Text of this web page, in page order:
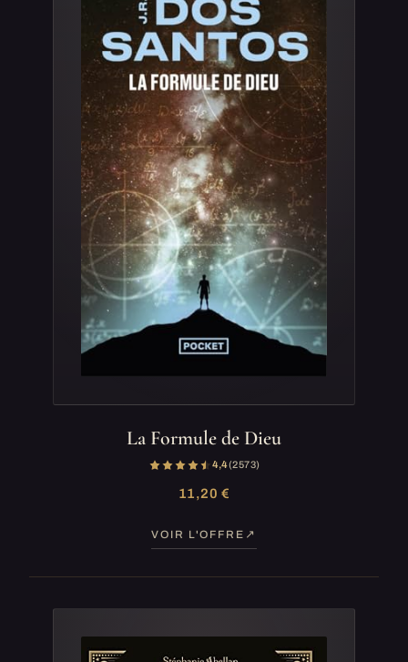
La Formule de Dieu
4,4(2 573)
11,20 €
VOIR L'OFFRE